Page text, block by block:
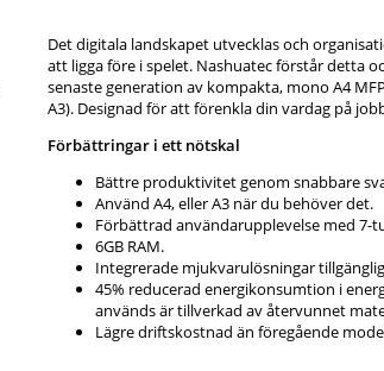
Det digitala landskapet utvecklas och
att ligga före i spelet. Nashuatec förstår detta
senaste generation av kompakta, mono A4
A3). Designad för att förenkla din vardag på
Förbättringar i ett nötskal
Bättre produktivitet genom snabbare
Använd A4, eller A3 när du behöver det.
Förbättrad användarupplevelse med 7-
6GB RAM.
Integrerade mjukvarulösningar
45% reducerad energikonsumtion i
används är tillverkad av återvunnet
Lägre driftskostnad än föregående